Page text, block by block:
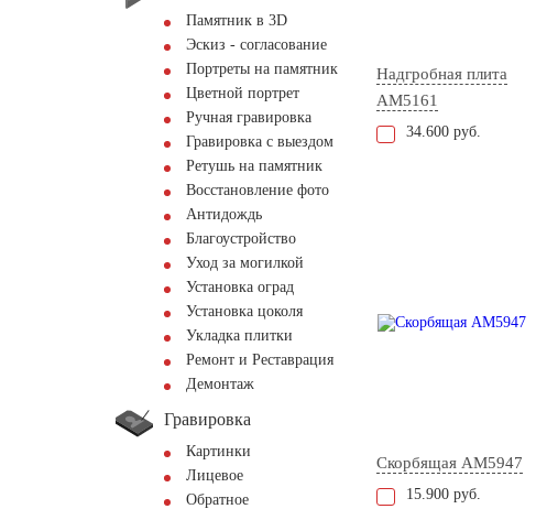
Памятник в 3D
Эскиз - согласование
Портреты на памятник
Цветной портрет
Ручная гравировка
Гравировка с выездом
Ретушь на памятник
Восстановление фото
Антидождь
Благоустройство
Уход за могилкой
Установка оград
Установка цоколя
Укладка плитки
Ремонт и Реставрация
Демонтаж
Гравировка
Картинки
Лицевое
Обратное
Надгробная плита
AM5161
34.600 руб.
Скорбящая AM5947
15.900 руб.